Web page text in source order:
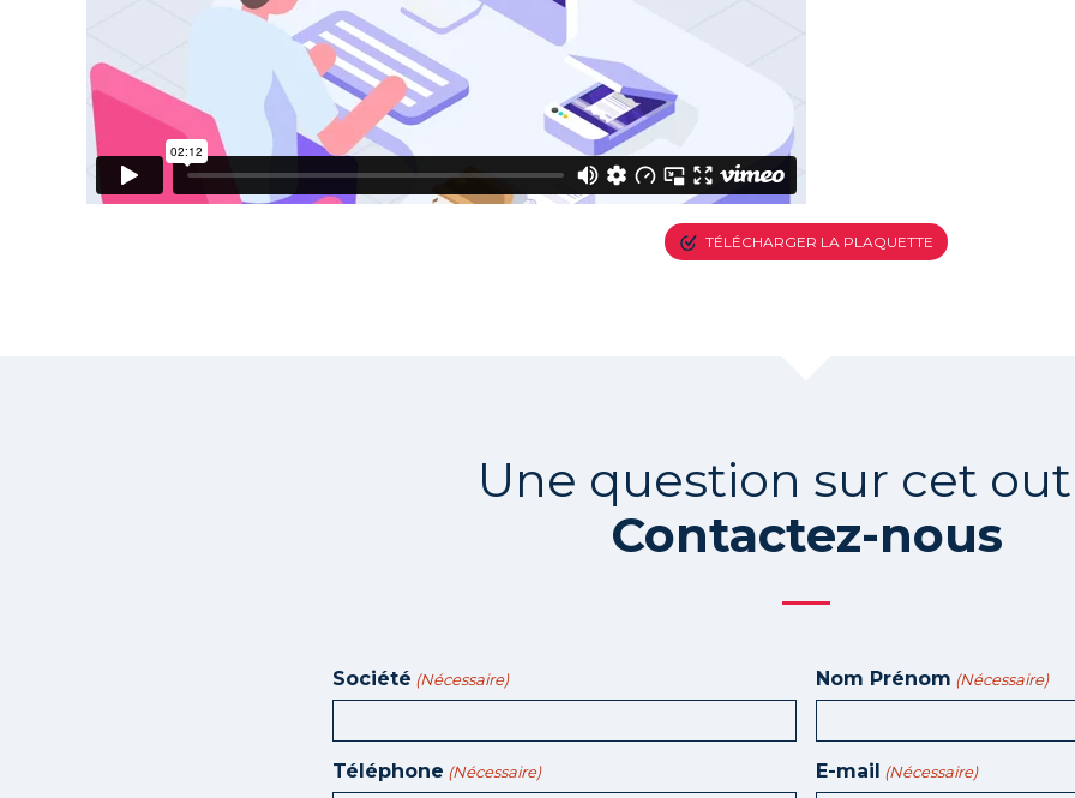
TÉLÉCHARGER LA PLAQUETTE
Une question sur cet
Contactez-nous
Société (Nécessaire) Nom Prénom (Nécessaire)
Téléphone (Nécessaire) E-mail (Nécessaire)